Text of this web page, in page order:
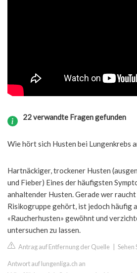
22 verwandte Fragen gefunden
Wie hört sich Husten bei Lungenkrebs
Hartnäckiger, trockener Husten
und Fieber) Eines der häufigsten
anhaltender Husten. Gerade wer
Risikogruppe gehört, ist jedoch häufig
«Raucherhusten» gewöhnt und
untersuchen zu lassen.
Antrag auf Entfernung der Quelle Sehen
Antwort auf lungenliga.ch an